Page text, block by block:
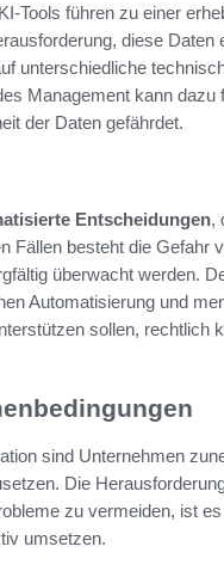
Tools führen zu einer
diese
unterschiedliche
Management kann dazu
der Daten gefährdet.
Entscheidungen,
Fällen besteht die Gefahr
überwacht werden.
Automatisierung und
sollen, rechtlich
sind Unternehmen
Die
zu vermeiden, ist
umsetzen.